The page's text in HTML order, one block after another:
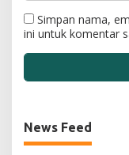
Simpan nama,
ini untuk komentar
News Feed